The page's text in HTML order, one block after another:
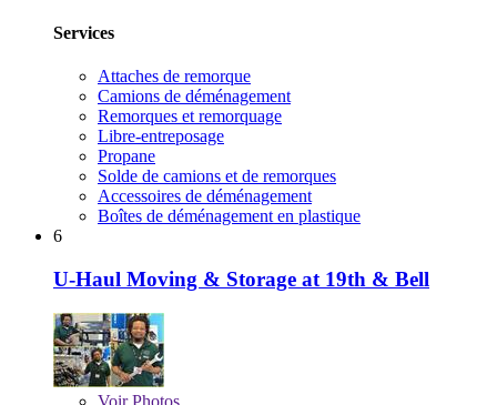
Services
Attaches de remorque
Camions de déménagement
Remorques et remorquage
Libre-entreposage
Propane
Solde de camions et de remorques
Accessoires de déménagement
Boîtes de déménagement en plastique
6
U-Haul Moving & Storage at 19th & Bell
VoirPhotos